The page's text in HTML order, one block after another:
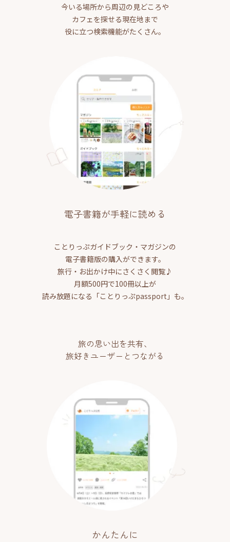
今いる場所から周辺の見どころや
カフェを探せる現在地まで
役に立つ検索機能がたくさん。
電子書籍が手軽に読める
ことりっぷガイドブック・マガジンの
電子書籍版の購入ができます。
旅行・お出かけ中にさくさく閲覧♪
月額500円で100冊以上が
読み放題になる「ことりっぷpassport」も。
旅の思い出を共有、
旅好きユーザーとつながる
かんたんに